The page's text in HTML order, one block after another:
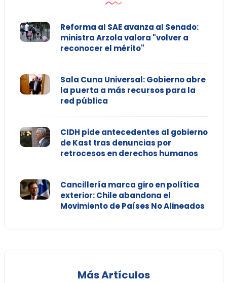
Reforma al SAE avanza al Senado:
ministra Arzola valora "volver a
reconocer el mérito"
Sala Cuna Universal: Gobierno abre
la puerta a más recursos para la
red pública
CIDH pide antecedentes al gobierno
de Kast tras denuncias por
retrocesos en derechos humanos
Cancillería marca giro en política
exterior: Chile abandona el
Movimiento de Países No Alineados
Más Artículos